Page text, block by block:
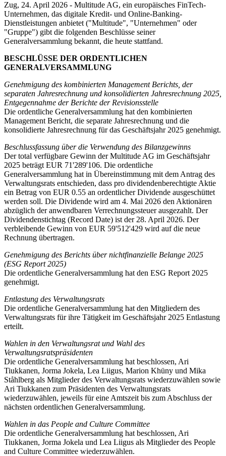
Zug, 24. April 2026 - Multitude AG, ein europäisches FinTech-
Unternehmen, das digitale Kredit- und Online-Banking-
Dienstleistungen anbietet ("Multitude", "Unternehmen" oder
"Gruppe") gibt die folgenden Beschlüsse seiner
Generalversammlung bekannt, die heute stattfand.
BESCHLÜSSE DER ORDENTLICHEN
GENERALVERSAMMLUNG
Genehmigung des kombinierten Management Berichts, der
separaten Jahresrechnung und konsolidierten Jahresrechnung 2025,
Entgegennahme der Berichte der Revisionsstelle
Die ordentliche Generalversammlung hat den kombinierten
Management Bericht, die separate Jahresrechnung und die
konsolidierte Jahresrechnung für das Geschäftsjahr 2025 genehmigt.
Beschlussfassung über die Verwendung des Bilanzgewinns
Der total verfügbare Gewinn der Multitude AG im Geschäftsjahr
2025 beträgt EUR 71'289'106. Die ordentliche
Generalversammlung hat in Übereinstimmung mit dem Antrag des
Verwaltungsrats entschieden, dass pro dividendenberechtigte Aktie
ein Betrag von EUR 0.55 an ordentlicher Dividende ausgeschüttet
werden soll. Die Dividende wird am 4. Mai 2026 den Aktionären
abzüglich der anwendbaren Verrechnungssteuer ausgezahlt. Der
Dividendenstichtag (Record Date) ist der 28. April 2026. Der
verbleibende Gewinn von EUR 59'512'429 wird auf die neue
Rechnung übertragen.
Genehmigung des Berichts über nichtfinanzielle Belange 2025
(ESG Report 2025)
Die ordentliche Generalversammlung hat den ESG Report 2025
genehmigt.
Entlastung des Verwaltungsrats
Die ordentliche Generalversammlung hat den Mitgliedern des
Verwaltungsrats für ihre Tätigkeit im Geschäftsjahr 2025 Entlastung
erteilt.
Wahlen in den Verwaltungsrat und Wahl des
Verwaltungsratspräsidenten
Die ordentliche Generalversammlung hat beschlossen, Ari
Tiukkanen, Jorma Jokela, Lea Liigus, Marion Khüny und Mika
Ståhlberg als Mitglieder des Verwaltungsrats wiederzuwählen sowie
Ari Tiukkanen zum Präsidenten des Verwaltungsrats
wiederzuwählen, jeweils für eine Amtszeit bis zum Abschluss der
nächsten ordentlichen Generalversammlung.
Wahlen in das People and Culture Committee
Die ordentliche Generalversammlung hat beschlossen, Ari
Tiukkanen, Jorma Jokela und Lea Liigus als Mitglieder des People
and Culture Committee wiederzuwählen.